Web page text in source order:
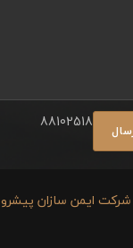
88102518
شرکت ایمن سازان پیشرو